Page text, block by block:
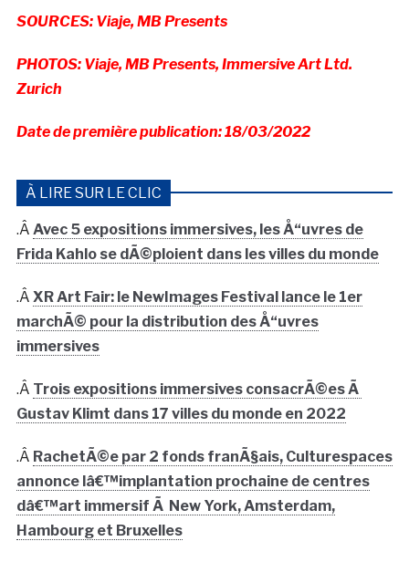
SOURCES: Viaje, MB Presents
PHOTOS: Viaje, MB Presents, Immersive Art Ltd.
Zurich
Date de première publication: 18/03/2022
À LIRE SUR LE CLIC
.Â Avec 5 expositions immersives, les Å“uvres de
Frida Kahlo se dÃ©ploient dans les villes du monde
.Â XR Art Fair: le NewImages Festival lance le 1er
marchÃ© pour la distribution des Å“uvres
immersives
.Â Trois expositions immersives consacrÃ©es Ã
Gustav Klimt dans 17 villes du monde en 2022
.Â RachetÃ©e par 2 fonds franÃ§ais, Culturespaces
annonce lâ€™implantation prochaine de centres
dâ€™art immersif Ã New York, Amsterdam,
Hambourg et Bruxelles